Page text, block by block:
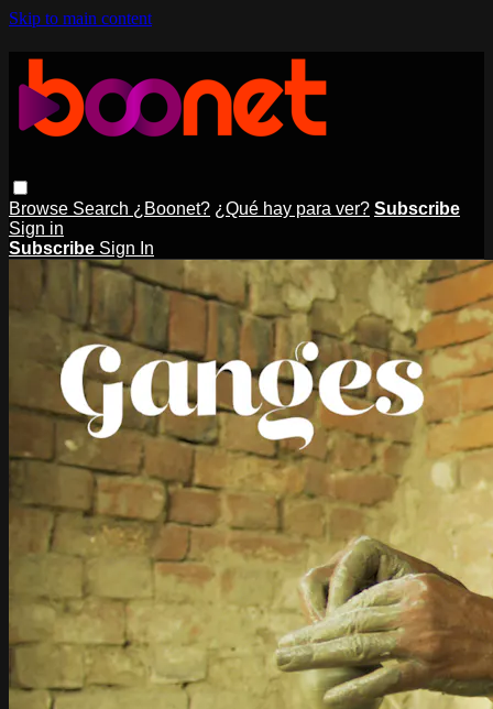
Skip to main content
Browse Search ¿Boonet? ¿Qué hay para ver? Subscribe
Sign in
Subscribe Sign In